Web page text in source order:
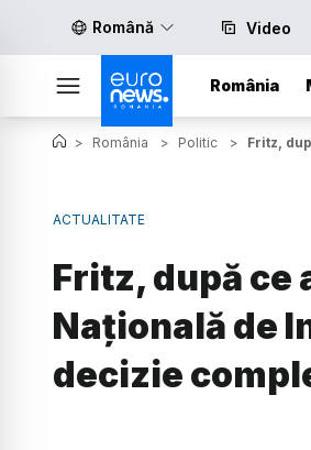
Română Video
România
> România > Politic > Fritz,
ACTUALITATE
Fritz, după ce
Națională de
decizie